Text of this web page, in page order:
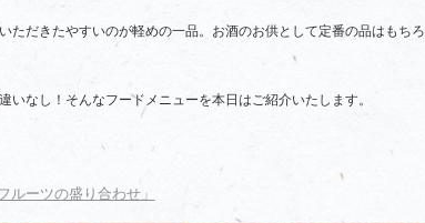
ただきたやすいのが軽めの一品。お酒のお供として定番の品はもち
なし！そんなフードメニューを本日はご紹介いたします。
ルーツの盛り合わせ」